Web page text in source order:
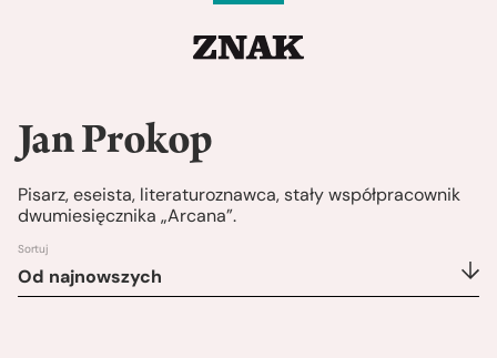
Jan Prokop
Pisarz, eseista, literaturoznawca, stały współpracownik
dwumiesięcznika „Arcana”.
Sortuj
Od najnowszych